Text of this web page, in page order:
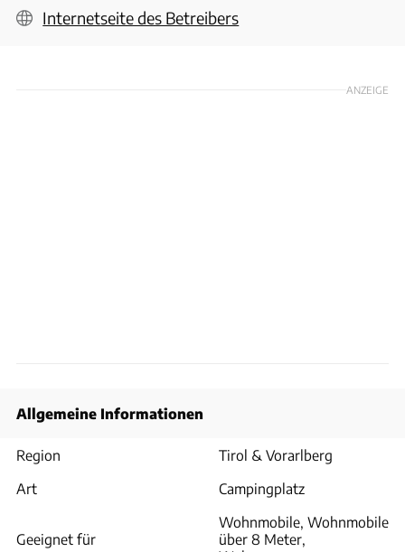
Internetseite des Betreibers
ANZEIGE
Allgemeine Informationen
Region
Tirol & Vorarlberg
Art
Campingplatz
Geeignet für
Wohnmobile, Wohnmobile
über 8 Meter,